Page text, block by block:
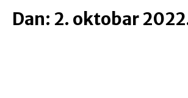
Dan: 2. oktobar